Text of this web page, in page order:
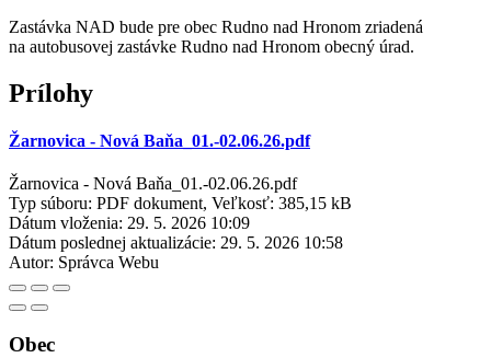
Zastávka NAD bude pre obec Rudno nad Hronom zriadená
na autobusovej zastávke Rudno nad Hronom obecný úrad.
Prílohy
Žarnovica - Nová Baňa_01.-02.06.26.pdf
Žarnovica - Nová Baňa_01.-02.06.26.pdf
Typ súboru: PDF dokument, Veľkosť: 385,15 kB
Dátum vloženia: 29. 5. 2026 10:09
Dátum poslednej aktualizácie: 29. 5. 2026 10:58
Autor: Správca Webu
Obec